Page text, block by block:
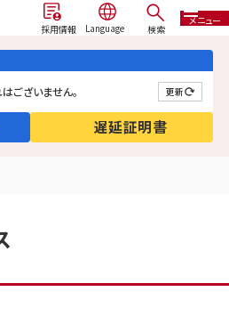
採用情報 検索
メニュー
ございません。 更新
遅延証明書